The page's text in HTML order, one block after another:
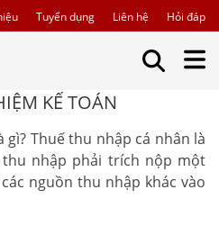
Tuyển dụng Liên hệ Hỏi đáp
KẾ TOÁN
Thuế thu nhập cá nhân là
nhập phải trích nộp một
nguồn thu nhập khác vào